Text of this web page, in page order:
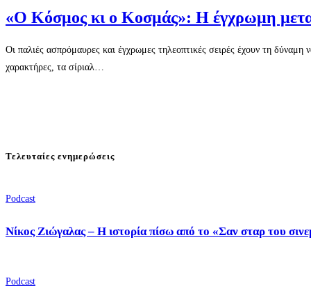
«Ο Κόσμος κι ο Κοσμάς»: Η έγχρωμη
Οι παλιές ασπρόμαυρες και έγχρωμες τηλεοπτικές σειρές έχουν τη
χαρακτήρες, τα σίριαλ…
Τελευταίες ενημερώσεις
Podcast
Νίκος Ζιώγαλας – Η ιστορία πίσω από το «Σαν σταρ του
Podcast